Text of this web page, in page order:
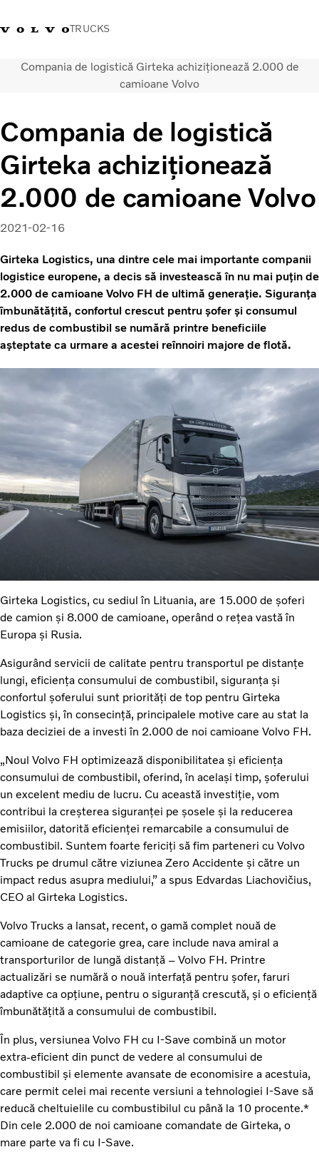
TRUCKS
+40 21 202 96 30Merchandise Volvo TrucksConectare Trucks PortalRomânia
Soluții de transport
Camioane
Servicii
Dealer locator
News
Despre noi
Contactați-ne
Compania de logistică Girteka achiziționează 2.000 de
camioane Volvo
Compania de logistică
Girteka achiziționează
2.000 de camioane Volvo
2021-02-16
Girteka Logistics, una dintre cele mai importante companii
logistice europene, a decis să investească în nu mai puțin de
2.000 de camioane Volvo FH de ultimă generație. Siguranța
îmbunătățită, confortul crescut pentru șofer și consumul
redus de combustibil se numără printre beneficiile
așteptate ca urmare a acestei reînnoiri majore de flotă.
Girteka Logistics, cu sediul în Lituania, are 15.000 de șoferi
de camion și 8.000 de camioane, operând o rețea vastă în
Europa și Rusia.
Asigurând servicii de calitate pentru transportul pe distanțe
lungi, eficiența consumului de combustibil, siguranța și
confortul șoferului sunt priorități de top pentru Girteka
Logistics și, în consecință, principalele motive care au stat la
baza deciziei de a investi în 2.000 de noi camioane Volvo FH.
„Noul Volvo FH optimizează disponibilitatea și eficiența
consumului de combustibil, oferind, în același timp, șoferului
un excelent mediu de lucru. Cu această investiție, vom
contribui la creșterea siguranței pe șosele și la reducerea
emisiilor, datorită eficienței remarcabile a consumului de
combustibil. Suntem foarte fericiți să fim parteneri cu Volvo
Trucks pe drumul către viziunea Zero Accidente și către un
impact redus asupra mediului,” a spus Edvardas Liachovičius,
CEO al Girteka Logistics.
Volvo Trucks a lansat, recent, o gamă complet nouă de
camioane de categorie grea, care include nava amiral a
transporturilor de lungă distanță – Volvo FH. Printre
actualizări se numără o nouă interfață pentru șofer, faruri
adaptive ca opțiune, pentru o siguranță crescută, și o eficiență
îmbunătățită a consumului de combustibil.
În plus, versiunea Volvo FH cu I-Save combină un motor
extra-eficient din punct de vedere al consumului de
combustibil și elemente avansate de economisire a acestuia,
care permit celei mai recente versiuni a tehnologiei I-Save să
reducă cheltuielile cu combustibilul cu până la 10 procente.*
Din cele 2.000 de noi camioane comandate de Girteka, o
mare parte va fi cu I-Save.